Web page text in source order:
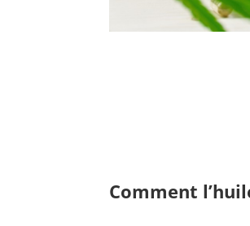
Comment